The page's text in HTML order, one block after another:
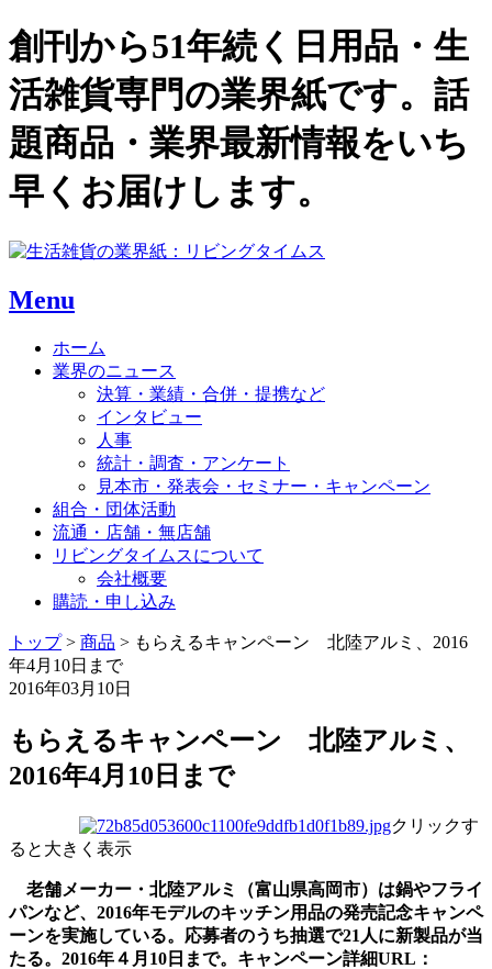
創刊から51年続く日用品・生
活雑貨専門の業界紙です。話
題商品・業界最新情報をいち
早くお届けします。
Menu
ホーム
業界のニュース
決算・業績・合併・提携など
インタビュー
人事
統計・調査・アンケート
見本市・発表会・セミナー・キャンペーン
組合・団体活動
流通・店舗・無店舗
リビングタイムスについて
会社概要
購読・申し込み
トップ> 商品 > もらえるキャンペーン 北陸アルミ、2016
年4月10日まで
2016年03月10日
もらえるキャンペーン 北陸アルミ、
2016年4月10日まで
クリックす
ると大きく表示
老舗メーカー・北陸アルミ（富山県高岡市）は鍋やフライ
パンなど、2016年モデルのキッチン用品の発売記念キャンペ
ーンを実施している。応募者のうち抽選で21人に新製品が当
たる。2016年４月10日まで。キャンペーン詳細URL：